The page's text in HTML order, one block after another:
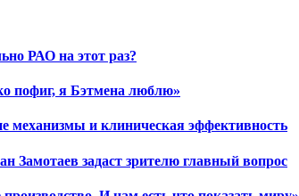
РАО на этот раз?
пофиг, я Бэтмена люблю»
механизмы и клиническая эффективность
Замотаев задаст зрителю главный вопрос